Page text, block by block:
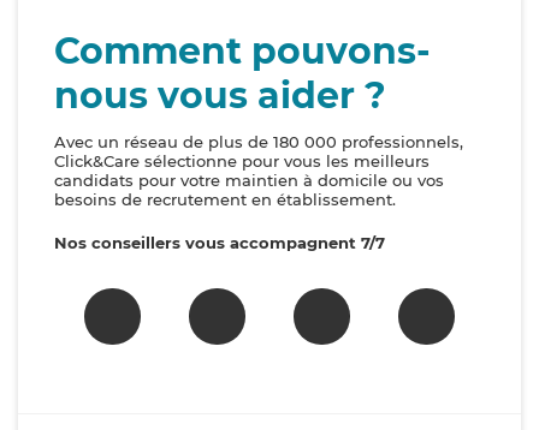
Comment pouvons-
nous vous aider ?
Avec un réseau de plus de 180 000 professionnels,
Click&Care sélectionne pour vous les meilleurs
candidats pour votre maintien à domicile ou vos
besoins de recrutement en établissement.
Nos conseillers vous accompagnent 7/7